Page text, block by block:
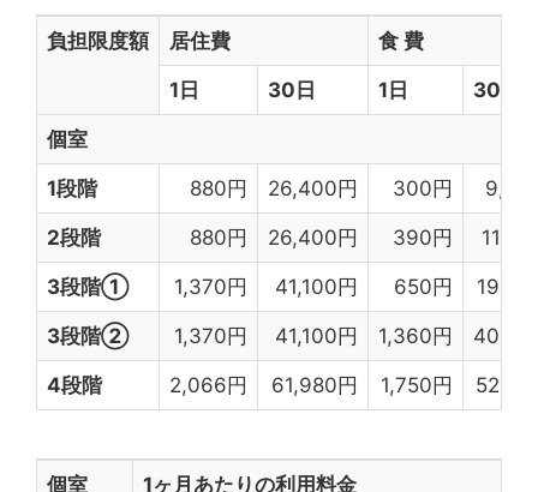
負担限度額 居住費 食 費
1日 30日 1日 30日
個室
1段階 880円 26,400円 300円
2段階 880円 26,400円 390円
3段階① 1,370円 41,100円 650円
3段階② 1,370円 41,100円 1,360円
4段階 2,066円 61,980円 1,750円
個室 1ヶ月あたりの利用料金